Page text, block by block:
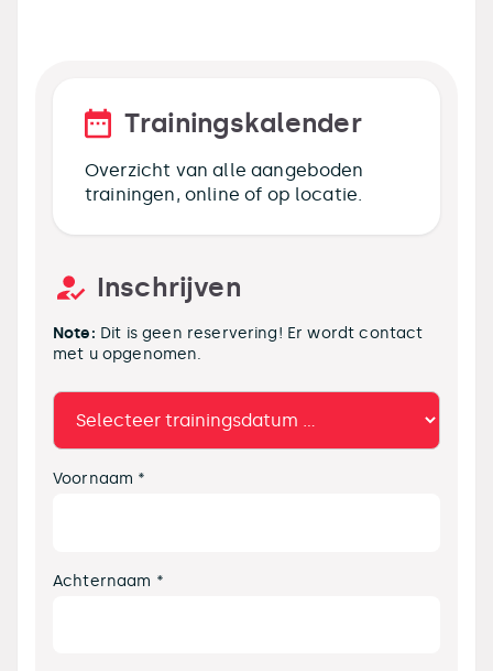
Trainingskalender
Overzicht van alle aangeboden
trainingen, online of op locatie.
Inschrijven
Note: Dit is geen reservering! Er wordt contact
met u opgenomen.
Voornaam *
Achternaam *